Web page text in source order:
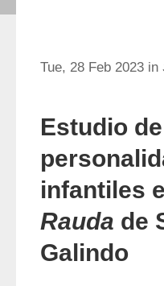
Tue, 28 Feb 2023 in
Estudio
infantiles
Rauda de
Galindo